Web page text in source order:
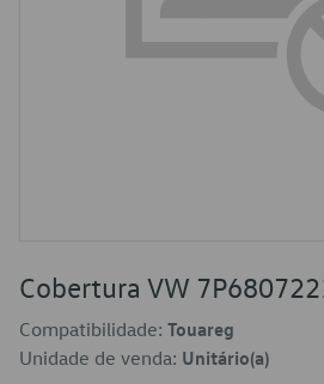
Cobertura VW
Compatibilidade: Touareg
Unidade de venda: Unitário(a)